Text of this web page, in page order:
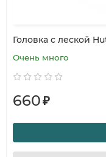
Головка с леской
Очень много
660₽